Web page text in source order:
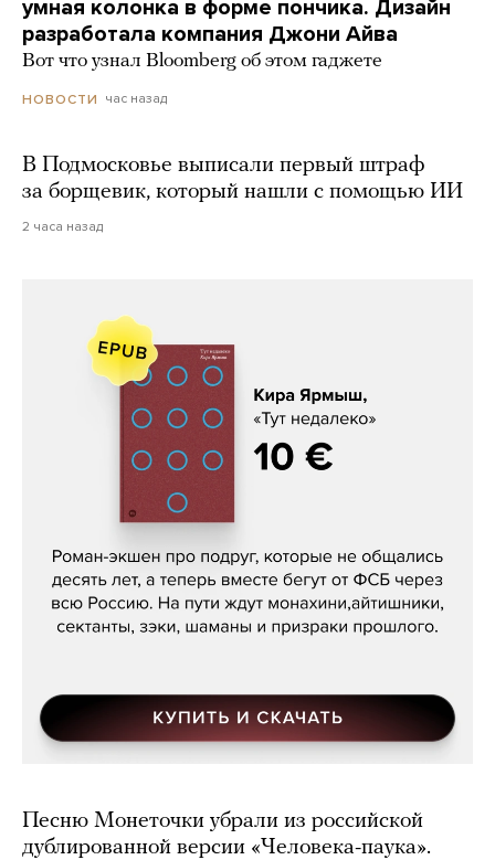
умная колонка в форме пончика. Дизайн
разработала компания Джони Айва
Вот что узнал Bloomberg об этом гаджете
НОВОСТИ час назад
В Подмосковье выписали первый штраф
за борщевик, который нашли с помощью ИИ
2 часа назад
Кира Ярмыш, «Тут недалеко»
Песню Монеточки убрали из российской
дублированной версии «Человека-паука».